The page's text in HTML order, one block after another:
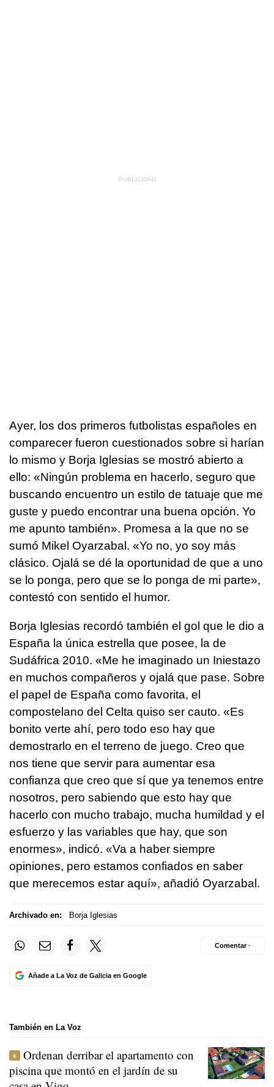
Ayer, los dos primeros futbolistas españoles en
comparecer fueron cuestionados sobre si harían
lo mismo y Borja Iglesias se mostró abierto a
ello: «Ningún problema en hacerlo, seguro que
buscando encuentro un estilo de tatuaje que me
guste y puedo encontrar una buena opción. Yo
me apunto también». Promesa a la que no se
sumó Mikel Oyarzabal. «Yo no, yo soy más
clásico. Ojalá se dé la oportunidad de que a uno
se lo ponga, pero que se lo ponga de mi parte»,
contestó con sentido el humor.
Borja Iglesias recordó también el gol que le dio a
España la única estrella que posee, la de
Sudáfrica 2010. «Me he imaginado un Iniestazo
en muchos compañeros y ojalá que pase. Sobre
el papel de España como favorita, el
compostelano del Celta quiso ser cauto. «Es
bonito verte ahí, pero todo eso hay que
demostrarlo en el terreno de juego. Creo que
nos tiene que servir para aumentar esa
confianza que creo que sí que ya tenemos entre
nosotros, pero sabiendo que esto hay que
hacerlo con mucho trabajo, mucha humildad y el
esfuerzo y las variables que hay, que son
enormes», indicó. «Va a haber siempre
opiniones, pero estamos confiados en saber
que merecemos estar aquí», añadió Oyarzabal.
Archivado en: Borja Iglesias
Añade a La Voz de Galicia en Google
Comentar ·
También en La Voz
Ordenan derribar el apartamento con
piscina que montó en el jardín de su